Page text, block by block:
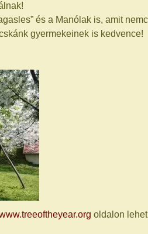
és a Manólak is, amit
gyermekeinek is kedvence!
oldalon